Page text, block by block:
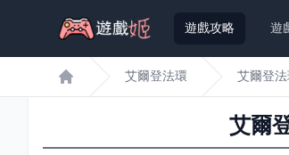
遊戲攻略 遊
遊戲姬首頁
艾爾登法環 艾爾登
艾爾